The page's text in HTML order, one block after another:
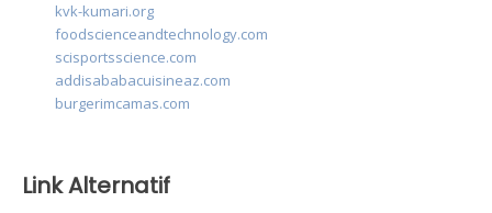
kvk-kumari.org
foodscienceandtechnology.com
scisportsscience.com
addisababacuisineaz.com
burgerimcamas.com
Link Alternatif